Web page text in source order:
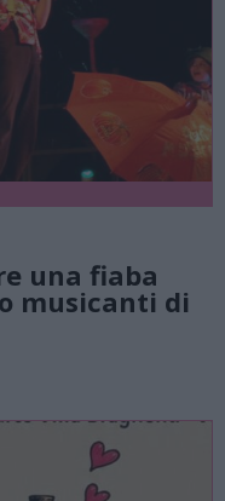
una fiaba
musicanti di